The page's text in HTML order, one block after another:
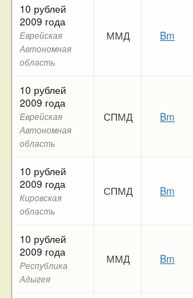
10 рублей
2009 года
Еврейская
Автономная
область
ММД Bm
10 рублей
2009 года
Еврейская
Автономная
область
СПМД Bm
10 рублей
2009 года
Кировская
область
СПМД Bm
10 рублей
2009 года
Республика
Адыгея
ММД Bm